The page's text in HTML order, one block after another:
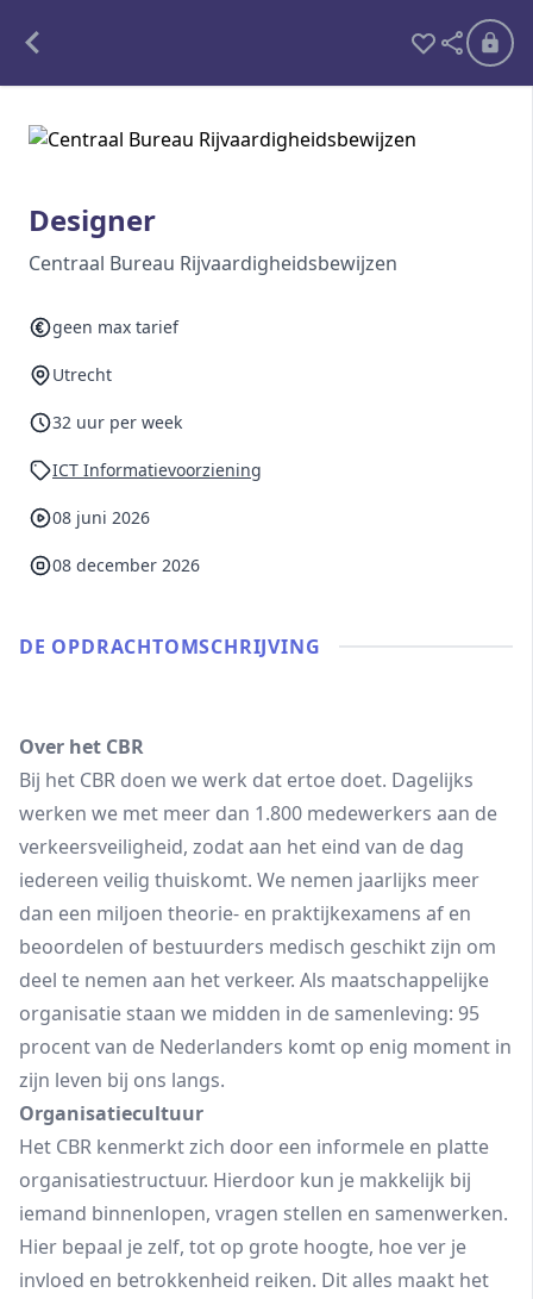
Alle opdrachten
Detachering
Interim opdrachten statistiek
Ben je al lid?
Designer
Centraal Bureau Rijvaardigheidsbewijzen
geen max tarief
Utrecht
32 uur per week
ICT Informatievoorziening
08 juni 2026
08 december 2026
DE OPDRACHT­OMSCHRIJVING
Over het CBR
Bij het CBR doen we werk dat ertoe doet. Dagelijks
werken we met meer dan 1.800 medewerkers aan de
verkeersveiligheid, zodat aan het eind van de dag
iedereen veilig thuiskomt. We nemen jaarlijks meer
dan een miljoen theorie- en praktijkexamens af en
beoordelen of bestuurders medisch geschikt zijn om
deel te nemen aan het verkeer. Als maatschappelijke
organisatie staan we midden in de samenleving: 95
procent van de Nederlanders komt op enig moment in
zijn leven bij ons langs.
Organisatiecultuur
Het CBR kenmerkt zich door een informele en platte
organisatiestructuur. Hierdoor kun je makkelijk bij
iemand binnenlopen, vragen stellen en samenwerken.
Hier bepaal je zelf, tot op grote hoogte, hoe ver je
invloed en betrokkenheid reiken. Dit alles maakt het